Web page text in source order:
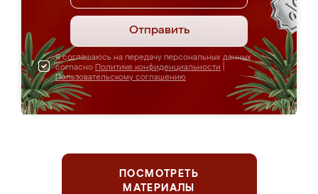
Отправить
Я соглашаюсь на передачу персональных данных
согласно Политике конфиденциальности
Пользовательскому соглашению
ПОСМОТРЕТЬ
МАТЕРИАЛЫ